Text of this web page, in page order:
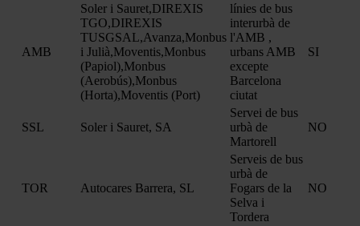
AMB
Soler i Sauret,DIREXIS
TGO,DIREXIS
TUSGSAL,Avanza,Monbus
i Julià,Moventis,Monbus
(Papiol),Monbus
(Aerobús),Monbus
(Horta),Moventis (Port)
línies de bus
interurbà de
l'AMB ,
urbans AMB
excepte
Barcelona
ciutat
SI
SSL Soler i Sauret, SA
Servei de bus
urbà de
Martorell
NO
TOR Autocares Barrera, SL
Serveis de bus
urbà de
Fogars de la
Selva i
Tordera
NO